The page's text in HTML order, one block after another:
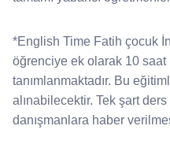
*English Time Fatih çocuk
öğrenciye ek olarak 10
tanımlanmaktadır. Bu
alınabilecektir. Tek şart
danışmanlara haber